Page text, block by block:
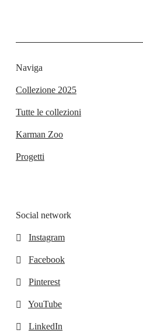
Naviga
Collezione 2025
Tutte le collezioni
Karman Zoo
Progetti
Social network
Instagram
Facebook
Pinterest
YouTube
LinkedIn